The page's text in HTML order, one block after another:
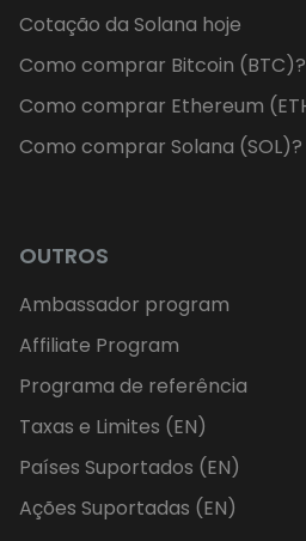
Cotação da Solana hoje
Como comprar Bitcoin (BTC)?
Como comprar Ethereum
Como comprar Solana (SOL)?
OUTROS
Ambassador program
Affiliate Program
Programa de referência
Taxas e Limites (EN)
Países Suportados (EN)
Ações Suportadas (EN)